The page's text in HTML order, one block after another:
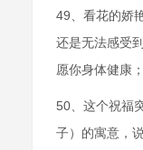
49、看花的娇
还是无法感受
愿你身体健康
50、这个祝福
子）的寓意，